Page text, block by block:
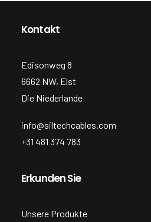
Kontakt
Edisonweg 8
6662 NW, Elst
Die Niederlande
info@siltechcables.com
+31 481 374 783
Erkunden Sie
Unsere Produkte